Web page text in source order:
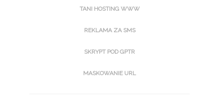
TANI HOSTING WWW
REKLAMA ZA SMS
SKRYPT POD GPTR
MASKOWANIE URL